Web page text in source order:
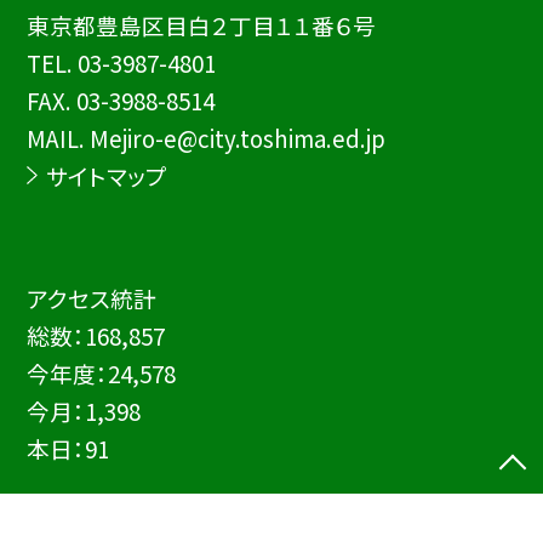
東京都豊島区目白２丁目１１番６号
TEL. 03-3987-4801
FAX. 03-3988-8514
MAIL. Mejiro-e@city.toshima.ed.jp
サイトマップ
アクセス統計
総数： 168,857
今年度：24,578
今月： 1,398
本日：91